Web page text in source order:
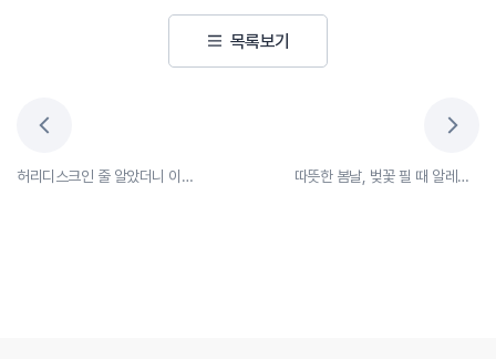
허리디스크인 줄 알았더니 이상근증후군?
목록보기
따뜻한 봄날, 벚꽃 필 때 알레르기 비염 조심하세요!